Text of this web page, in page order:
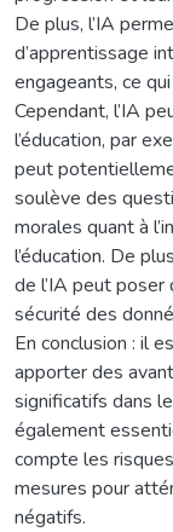
De plus, l’IA
d’apprentissage
engageants, ce
Cependant, l’IA
l’éducation, par
peut
soulève des
morales quant à
l’éducation. De
de l’IA peut
sécurité des
En conclusion : il
apporter des
significatifs dans
également
compte les
mesures pour
négatifs.